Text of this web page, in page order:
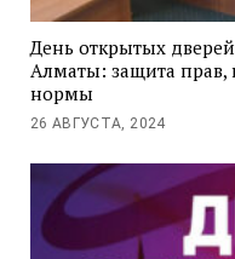
День открытых
Алматы: защита прав,
нормы
26 АВГУСТА, 2024